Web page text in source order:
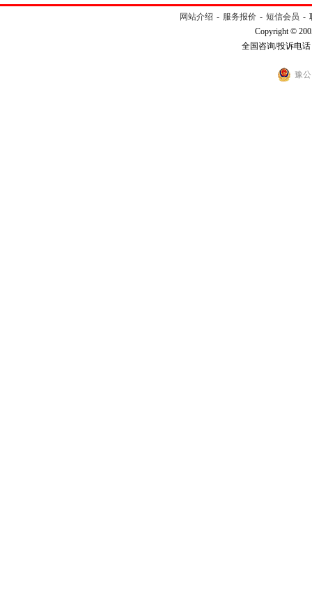
网站介绍 - 服务报价 - 短信会员 -
Copyright ©
全国咨询/投诉电话
豫